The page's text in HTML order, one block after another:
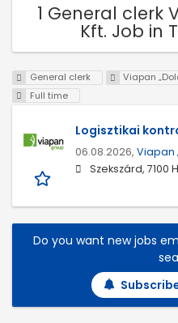
1 General clerk
Kft. Job in
General clerk Viapan
Full time
Logisztikai
06.08.2026, Viapan
Szekszárd, 7100
Do you want new jobs